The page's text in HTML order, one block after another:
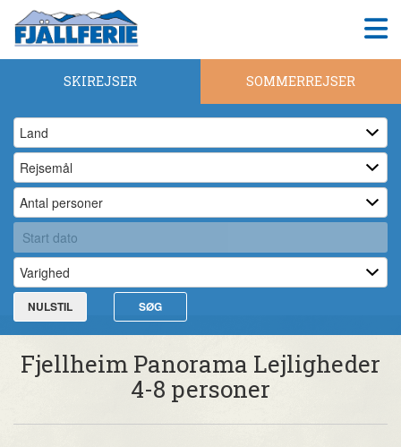
SKIREJSER SOMMERREJSER
NULSTIL SØG
Fjellheim Panorama Lejligheder
4-8 personer